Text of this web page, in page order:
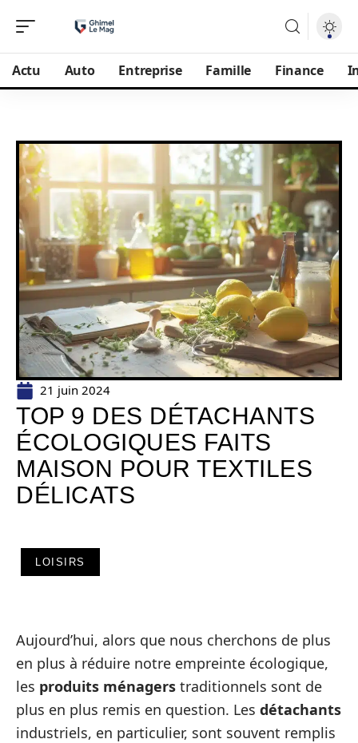
Actu Auto Entreprise Famille Finance
21 juin 2024
TOP 9 DES DÉTACHANTS
ÉCOLOGIQUES FAITS
MAISON POUR TEXTILES
DÉLICATS
LOISIRS
Aujourd’hui, alors que nous cherchons de plus
en plus à réduire notre empreinte écologique,
les produits ménagers traditionnels sont de
plus en plus remis en question. Les détachants
industriels, en particulier, sont souvent remplis